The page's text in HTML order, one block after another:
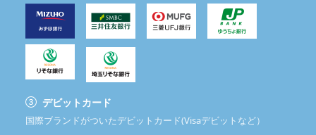
デビットカード
国際ブランドがついたデビットカード(Visaデビットなど）